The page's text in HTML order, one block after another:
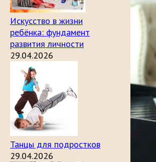
Искусство в жизни
ребёнка: фундамент
развития личности
29.04.2026
Танцы для подростков
29.04.2026